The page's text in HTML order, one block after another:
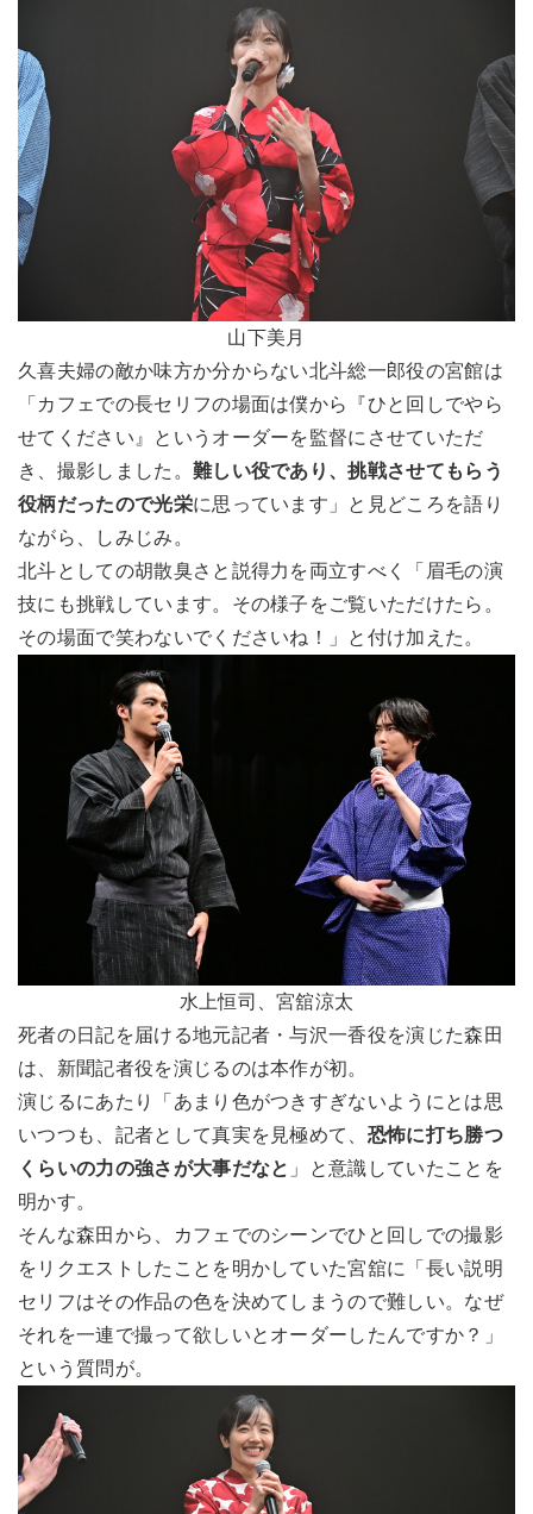
山下美月
久喜夫婦の敵か味方か分からない北斗総一郎役の宮館は
「カフェでの長セリフの場面は僕から『ひと回しでやら
せてください』というオーダーを監督にさせていただ
き、撮影しました。 難しい役であり、挑戦させてもらう
役柄だったので光栄に思っています」と見どころを語り
ながら、しみじみ。
北斗としての胡散臭さと説得力を両立すべく「眉毛の演
技にも挑戦しています。その様子をご覧いただけたら。
その場面で笑わないでくださいね！」と付け加えた。
水上恒司、宮舘涼太
死者の日記を届ける地元記者・与沢一香役を演じた森田
は、新聞記者役を演じるのは本作が初。
演じるにあたり「あまり色がつきすぎないようにとは思
いつつも、記者として真実を見極めて、 恐怖に打ち勝つ
くらいの力の強さが大事だなと 」と意識していたことを
明かす。
そんな森田から、カフェでのシーンでひと回しでの撮影
をリクエストしたことを明かしていた宮舘に「長い説明
セリフはその作品の色を決めてしまうので難しい。なぜ
それを一連で撮って欲しいとオーダーしたんですか？」
という質問が。